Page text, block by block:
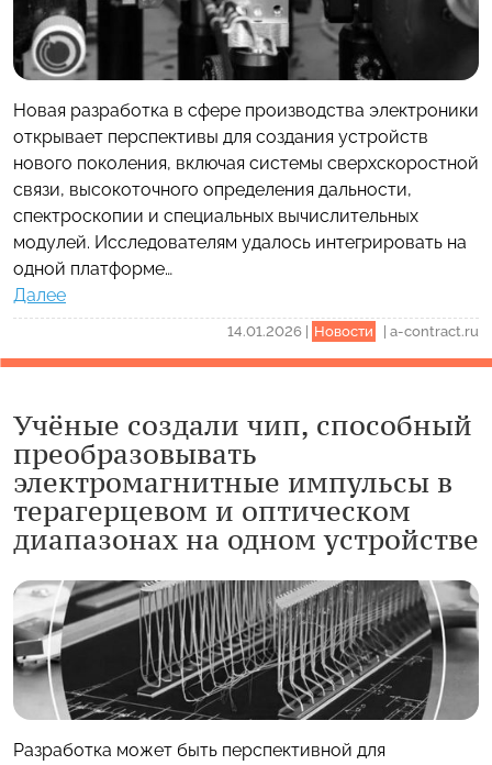
Новая разработка в сфере производства электроники
открывает перспективы для создания устройств
нового поколения, включая системы сверхскоростной
связи, высокоточного определения дальности,
спектроскопии и специальных вычислительных
модулей. Исследователям удалось интегрировать на
одной платформе…
Далее
14.01.2026 | Новости | a-contract.ru
Учёные создали чип, способный
преобразовывать
электромагнитные импульсы в
терагерцевом и оптическом
диапазонах на одном устройстве
Разработка может быть перспективной для